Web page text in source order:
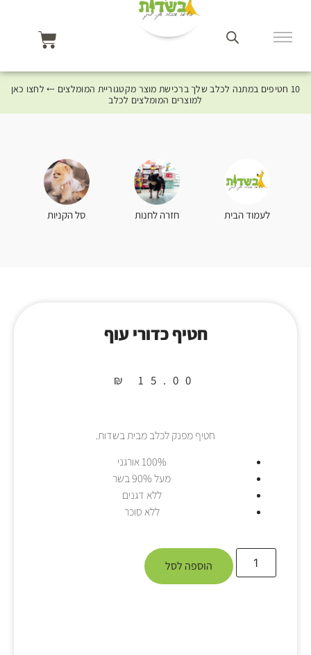
10 חטיפים במתנה לכלב שלך ברכישת מוצר מקטגוריית המומלצים ⤎ לחצו כאן
למוצרים המומלצים לכלב
לעמוד הבית חזרה לחנות סל הקניות
חטיף כדורי עוף
₪ 15.00
חטיף מפנק לכלב מבית בשדות.
100% אורגני
מעל 90% בשר
ללא דגנים
ללא סוכר
הוספה לסל